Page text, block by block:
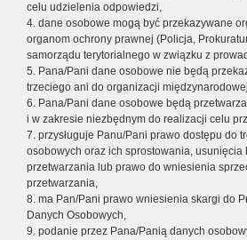
celu udzielenia odpowiedzi,
4. dane osobowe mogą być przekazywane
organom ochrony prawnej (Policja,
samorządu terytorialnego w związku z
5. Pana/Pani dane osobowe nie będą
trzeciego ani do organizacji
6. Pana/Pani dane osobowe będą
i w zakresie niezbędnym do realizacji celu
7. przysługuje Panu/Pani prawo dostępu do
osobowych oraz ich sprostowania, usunięcia
przetwarzania lub prawo do wniesienia
przetwarzania,
8. ma Pan/Pani prawo wniesienia skargi do
Danych Osobowych,
9. podanie przez Pana/Panią danych